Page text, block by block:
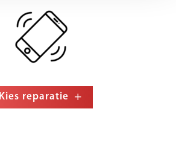
Kies reparatie